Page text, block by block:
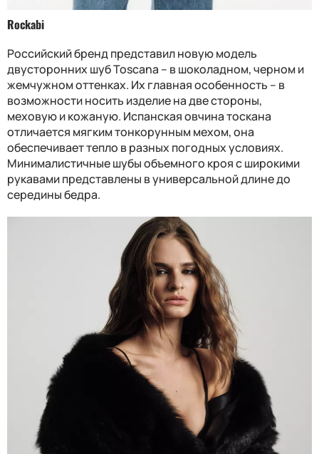
Rockabi
Российский бренд представил новую модель
двусторонних шуб Toscana – в шоколадном, черном и
жемчужном оттенках. Их главная особенность – в
возможности носить изделие на две стороны,
меховую и кожаную. Испанская овчина тоскана
отличается мягким тонкорунным мехом, она
обеспечивает тепло в разных погодных условиях.
Минималистичные шубы объемного кроя с широкими
рукавами представлены в универсальной длине до
середины бедра.